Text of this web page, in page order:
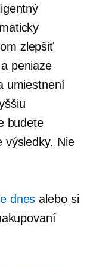
zlepšiť
peniaze
umiestnení
budete
výsledky. Nie
dnes alebo si